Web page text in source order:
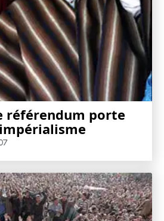
référendum porte